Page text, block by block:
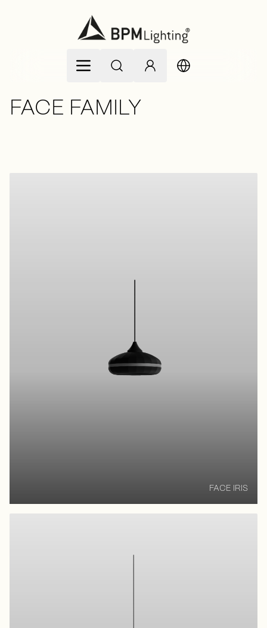
FACE FAMILY
FACE IRIS